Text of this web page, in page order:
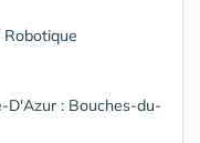
D'Azur : Bouches-du-